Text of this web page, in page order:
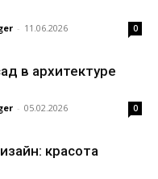
- 11.06.2026 0
в архитектуре
- 05.02.2026 0
красота